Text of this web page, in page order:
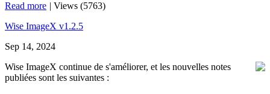
Read more | Views (5763)
Wise ImageX v1.2.5
Sep 14, 2024
Wise ImageX continue de s'améliorer, et les nouvelles notes
publiées sont les suivantes :